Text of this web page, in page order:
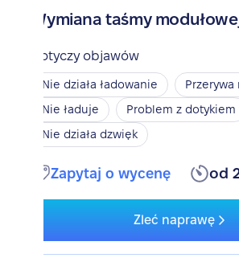
Wymiana taśmy
Dotyczy objawów
Nie działa ładowanie
Nie ładuje
Problem z dotykiem
Nie działa dzwięk
Zapytaj o wycenę od
Zleć naprawę